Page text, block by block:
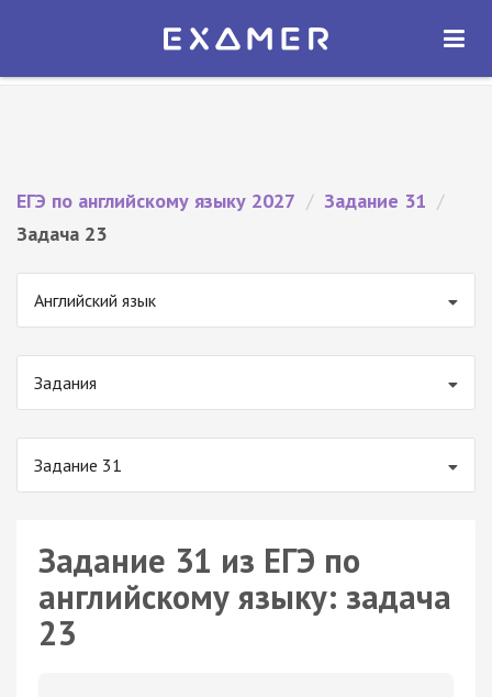
Экзамер — ЕГЭ 2027
ОТКРЫТЬ
ЕГЭ по английскому языку 2027 / Задание 31 /
Задача 23
Английский язык
Задания
Задание 31
Задание 31 из ЕГЭ по
английскому языку: задача
23